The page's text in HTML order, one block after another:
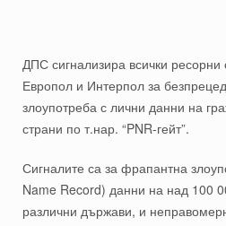
ДПС сигнализира всички ресорни
Европол и Интерпол за
злоупотреба с лични данни на
страни по т.нар. “PNR-гейт”.
Сигналите са за фрапантна
Name Record) данни на над 100
различни държави, и